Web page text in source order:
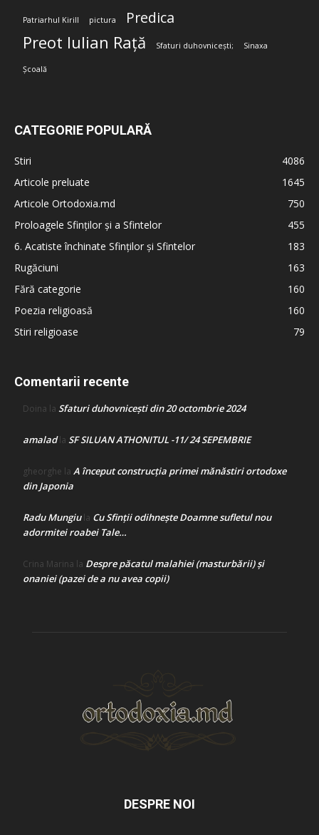
Patriarhul Kirill pictura Predica
Preot Iulian Rață Sfaturi duhovnicești; Sinaxa
Școală
CATEGORIE POPULARĂ
Stiri
4086
Articole preluate
1645
Articole Ortodoxia.md
750
Proloagele Sfinților și a Sfintelor
455
6. Acatiste închinate Sfinților și Sfintelor
183
Rugăciuni
163
Fără categorie
160
Poezia religioasă
160
Stiri religioase
79
Comentarii recente
Doina la Sfaturi duhovnicești din 20 octombrie 2024
amaladla SF SILUAN ATHONITUL -11/ 24 SEPEMBRIE
gheorghe la A început construcţia primei mănăstiri ortodoxe
din Japonia
Radu Mungiula Cu Sfinții odihnește Doamne sufletul nou
adormitei roabei Tale…
Crina Marina la Despre păcatul malahiei (masturbării) şi
onaniei (pazei de a nu avea copii)
DESPRE NOI